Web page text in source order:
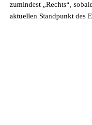
zumindest „Rechts“,
aktuellen Standpunkt des